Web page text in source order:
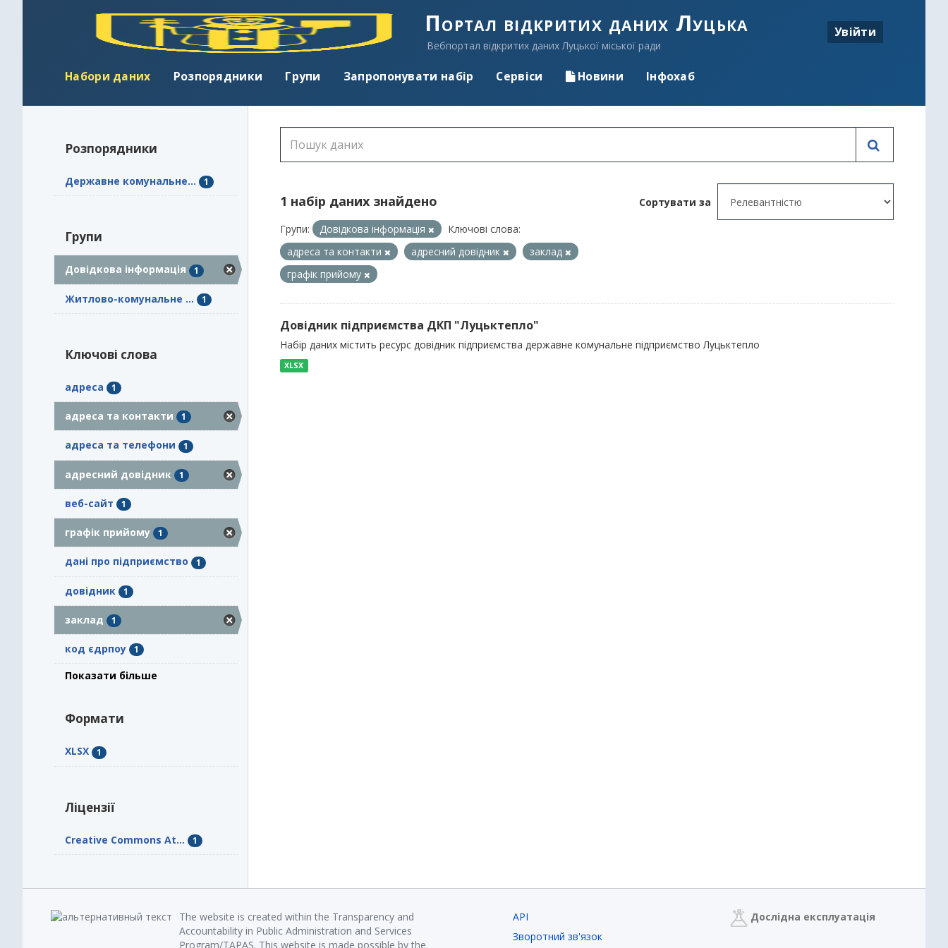
Портал відкритих даних Луцька
Вебпортал відкритих даних Луцької міської ради
Увійти
Набори даних Розпорядники Групи Запропонувати набір Сервіси Новини Інфохаб
Розпорядники
Державне комунальне... 1
Групи
Довідкова інформація 1
Житлово-комунальне ... 1
Ключові слова
адреса 1
адреса та контакти 1
адреса та телефони 1
адресний довідник 1
веб-сайт 1
графік прийому 1
дані про підприємство 1
довідник 1
заклад 1
код єдрпоу 1
Показати більше
Формати
XLSX 1
Ліцензії
Creative Commons At... 1
Сортувати за
1 набір даних знайдено
Групи: Довідкова інформація
Ключові слова:
адреса та контакти
адресний довідник
заклад
графік прийому
Довідник підприємства ДКП "Луцьктепло"
Набір даних містить ресурс довідник підприємства державне комунальне підприємство Луцьктепло
XLSX
The website is created within the Transparency and
Accountability in Public Administration and Services
Program/TAPAS. This website is made possible by the
API
Зворотний зв'язок
Дослідна експлуатація